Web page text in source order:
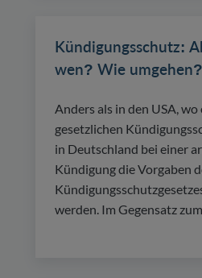
Kündigungsschutz:
wen? Wie umgehen?
Anders als in den USA, wo
gesetzlichen
in Deutschland bei einer
Kündigung die Vorgaben
werden. Im Gegensatz zum...